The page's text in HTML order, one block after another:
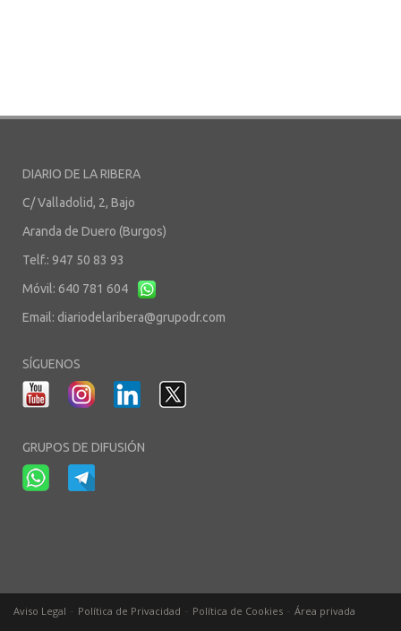
DIARIO DE LA RIBERA
C/ Valladolid, 2, Bajo
Aranda de Duero (Burgos)
Telf.: 947 50 83 93
Móvil: 640 781 604
Email: diariodelaribera@grupodr.com
SÍGUENOS
GRUPOS DE DIFUSIÓN
Aviso Legal Política de Privacidad Política de Cookies Área privada